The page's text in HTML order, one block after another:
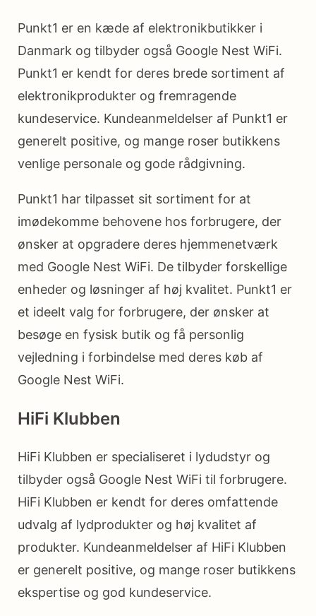
Punkt1 er en kæde af elektronikbutikker i
Danmark og tilbyder også Google Nest WiFi.
Punkt1 er kendt for deres brede sortiment af
elektronikprodukter og fremragende
kundeservice. Kundeanmeldelser af Punkt1 er
generelt positive, og mange roser butikkens
venlige personale og gode rådgivning.
Punkt1 har tilpasset sit sortiment for at
imødekomme behovene hos forbrugere, der
ønsker at opgradere deres hjemmenetværk
med Google Nest WiFi. De tilbyder forskellige
enheder og løsninger af høj kvalitet. Punkt1 er
et ideelt valg for forbrugere, der ønsker at
besøge en fysisk butik og få personlig
vejledning i forbindelse med deres køb af
Google Nest WiFi.
HiFi Klubben
HiFi Klubben er specialiseret i lydudstyr og
tilbyder også Google Nest WiFi til forbrugere.
HiFi Klubben er kendt for deres omfattende
udvalg af lydprodukter og høj kvalitet af
produkter. Kundeanmeldelser af HiFi Klubben
er generelt positive, og mange roser butikkens
ekspertise og god kundeservice.